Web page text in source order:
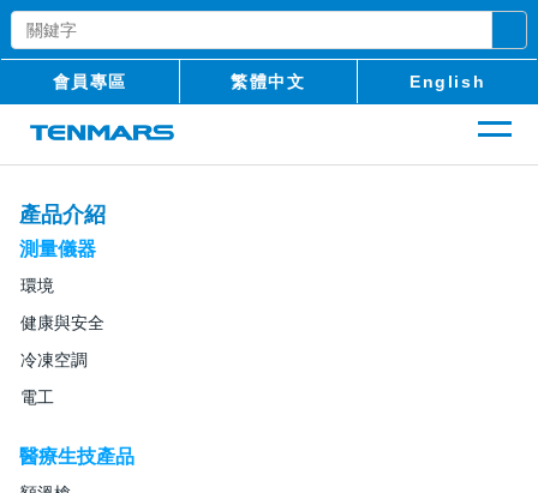
會員專區 繁體中文 English
產品介紹
測量儀器
環境
健康與安全
冷凍空調
電工
醫療生技產品